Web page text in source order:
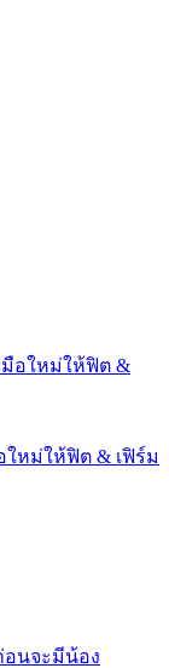
หม่ให้ฟิต & เฟิร์ม